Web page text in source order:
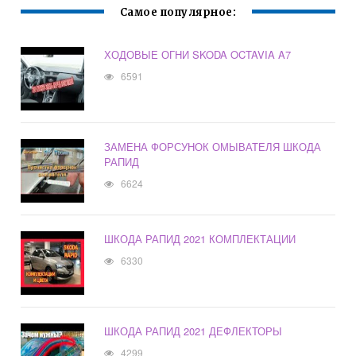
Самое популярное:
ХОДОВЫЕ ОГНИ SKODA OCTAVIA A7
6591
ЗАМЕНА ФОРСУНОК ОМЫВАТЕЛЯ ШКОДА
РАПИД
6624
ШКОДА РАПИД 2021 КОМПЛЕКТАЦИИ
6330
ШКОДА РАПИД 2021 ДЕФЛЕКТОРЫ
4299